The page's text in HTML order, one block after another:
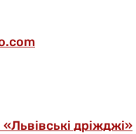
дріжджі»